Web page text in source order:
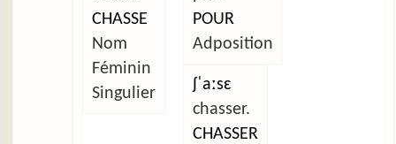
CHASSE
Nom
Féminin
Singulier
POUR
Adposition
ʃˈaːsɛ
chasser.
CHASSER